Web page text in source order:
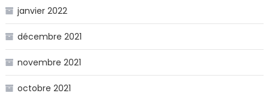
janvier 2022
décembre 2021
novembre 2021
octobre 2021